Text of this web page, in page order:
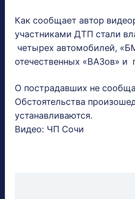
Как сообщает автор
участниками ДТП стали
четырех автомобилей,
отечественных «ВАЗов» и
О пострадавших не
Обстоятельства
устанавливаются.
Видео: ЧП Сочи